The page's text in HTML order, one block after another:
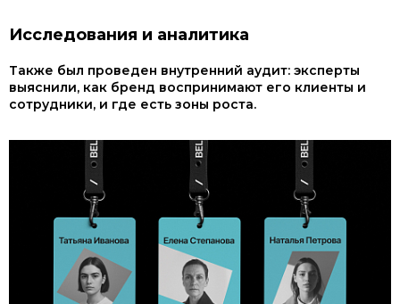
Исследования и аналитика
Также был проведен внутренний аудит: эксперты
выяснили, как бренд воспринимают его клиенты и
сотрудники, и где есть зоны роста.